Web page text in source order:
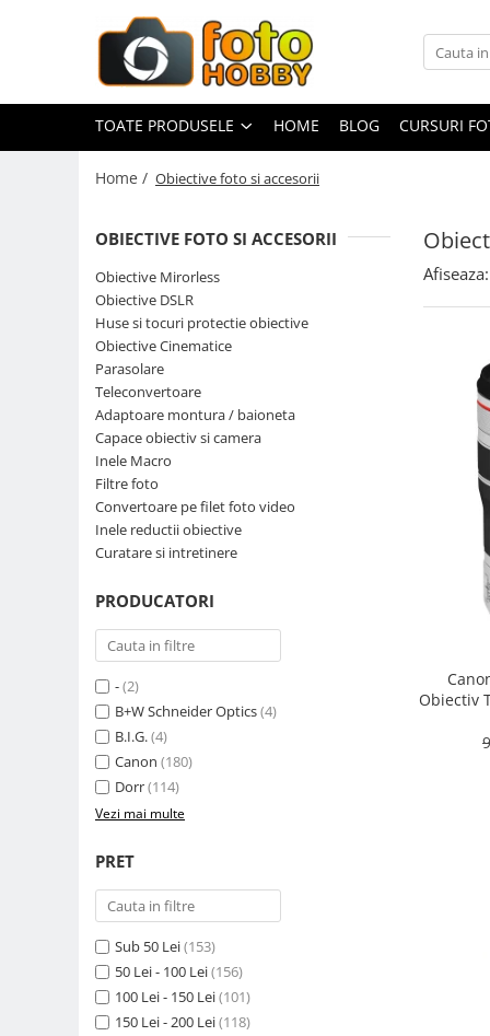
Toate Produsele
Aparate Foto
Aparate Foto Mirrorless
Aparate Foto DSLR
Aparate foto instant
Aparate foto pe film
Cursuri foto
Obiective foto si accesorii
Obiective Mirorless
Obiective DSLR
Huse si tocuri protectie obiective
Obiective Cinematice
Parasolare
Teleconvertoare
Filtre tip Cokin
Filtre White Balance
Inele reductii obiective
Curatare si intretinere
Blitz-uri TTL - Dedicate
Compatibil Sony
Blitz-uri circulare (Macro)
TOATE PRODUSELE HOME BLOG CURSURI
Home / Obiective foto si accesorii
OBIECTIVE FOTO SI ACCESORII
Obiective Mirorless
Obiective DSLR
Huse si tocuri protectie obiective
Obiective Cinematice
Parasolare
Teleconvertoare
Adaptoare montura / baioneta
Capace obiectiv si camera
Inele Macro
Filtre foto
Convertoare pe filet foto video
Inele reductii obiective
Curatare si intretinere
PRODUCATORI
-(2)
B+W Schneider Optics(4)
B.I.G.(4)
Canon (180)
Dorr(114)
Vezi mai multe
PRET
Sub 50 Lei(153)
50 Lei - 100 Lei(156)
100 Lei - 150 Lei(101)
150 Lei - 200 Lei(118)
Afiseaza:
Obiectiv